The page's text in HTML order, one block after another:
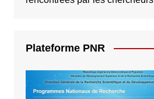
Plateforme PNR